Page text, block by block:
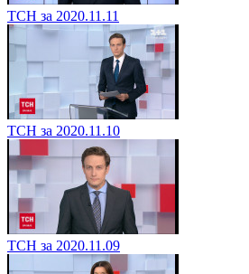
ТСН за 2020.11.11
ТСН за 2020.11.10
ТСН за 2020.11.09